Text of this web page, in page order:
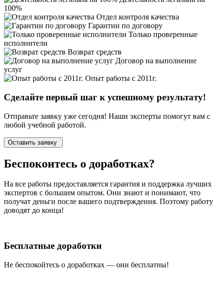
100%
Отдел контроля качества
Гарантии по договору
Только проверенные
исполнители
Возврат средств
Договор на выполнение
услуг
Опыт работы с 2011г.
Сделайте первый шаг к успешному результату!
Отправьте заявку уже сегодня! Наши эксперты помогут вам с
любой учебной работой.
Оставить заявку
Беспокоитесь о доработках?
На все работы предоставляется гарантия и поддержка лучших
экспертов с большим опытом. Они знают и понимают, что
получат деньги после вашего подтверждения. Поэтому работу
доводят до конца!
Бесплатные доработки
Не беспокойтесь о доработках — они бесплатны!